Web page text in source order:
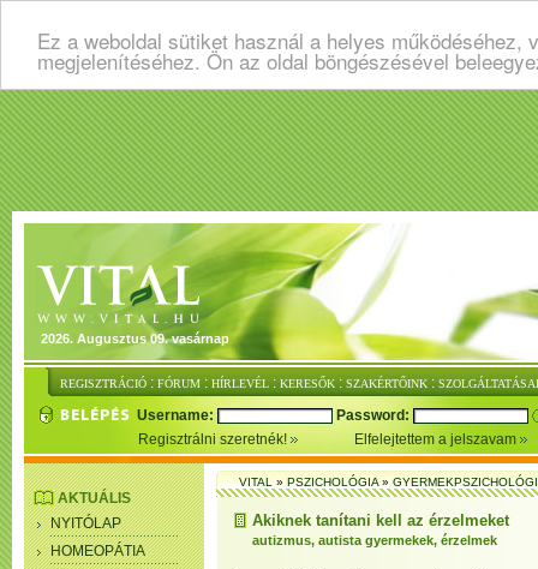
Ez a weboldal sütiket használ a helyes
megjelenítéséhez. Ön az oldal böngészésével
2026. Augusztus 09. vasárnap
REGISZTRÁCIÓ : FÓRUM : HÍRLEVÉL : KERESŐK : SZAKÉRTŐINK :
Username:
Password:
Regisztrálni szeretnék!
Elfelejtettem a jelszavam
AKTUÁLIS
NYITÓLAP
HOMEOPÁTIA
VITAL»PSZICHOLÓGIA»
Akiknek tanítani kell az érzelmeket
autizmus, autista gyermekek, érzelmek